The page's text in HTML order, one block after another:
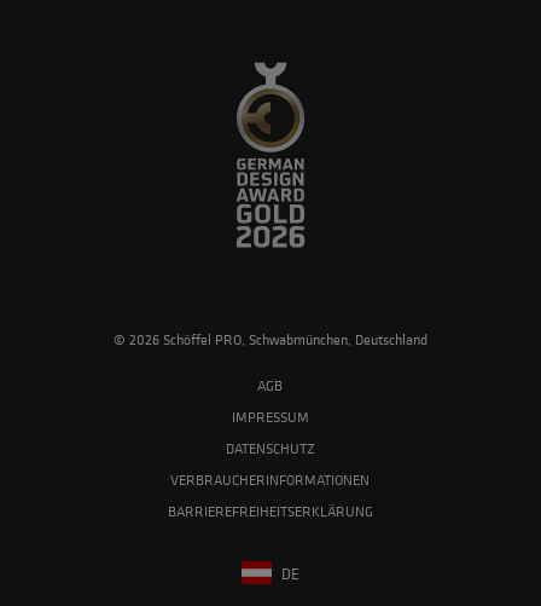
© 2026 Schöffel PRO, Schwabmünchen, Deutschland
AGB
IMPRESSUM
DATENSCHUTZ
VERBRAUCHERINFORMATIONEN
BARRIEREFREIHEITSERKLÄRUNG
DE